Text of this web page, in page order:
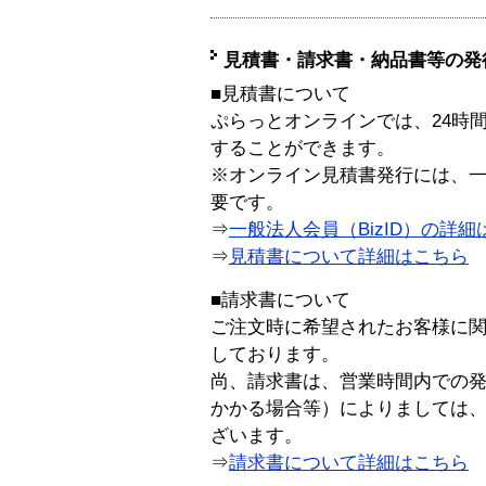
見積書・請求書・納品書等の
■見積書について
ぷらっとオンラインでは、24時
することができます。
※オンライン見積書発行には、
要です。
⇒一般法人会員（BizID）の詳細
⇒ 見積書について詳細はこちら
■請求書について
ご注文時に希望されたお客様に
しております。
尚、請求書は、営業時間内での
かかる場合等）によりましては
ざいます。
⇒請求書について詳細はこちら